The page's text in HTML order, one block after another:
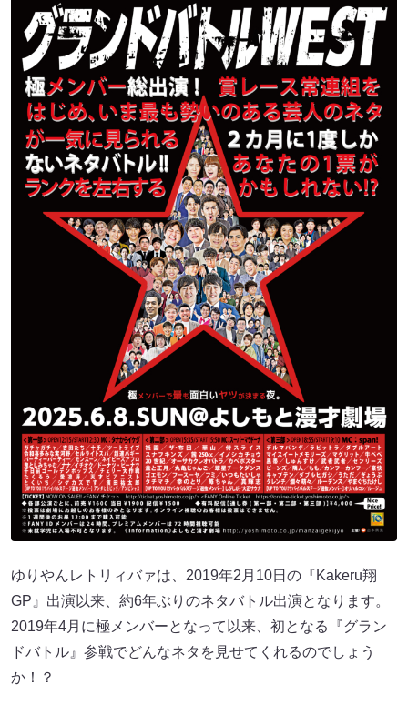
ゆりやんレトリィバァは、2019年2月10日の『Kakeru翔
GP』出演以来、約6年ぶりのネタバトル出演となります。
2019年4月に極メンバーとなって以来、初となる『グラン
ドバトル』参戦でどんなネタを見せてくれるのでしょう
か！？